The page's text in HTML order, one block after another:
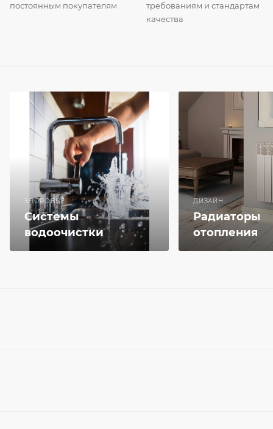
постоянным покупателям
требованиям и стандартам
качества
ЗДОРОВЬЕ
Системы
водоочистки
ДИЗАЙН
Радиаторы
отопления